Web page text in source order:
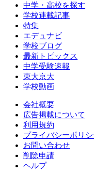
中学・高校を探す
学校連載記事
特集
エデュナビ
学校ブログ
最新トピックス
中学受験速報
東大京大
学校動画
会社概要
広告掲載について
利用規約
プライバシーポリシ
お問い合わせ
削除申請
ヘルプ